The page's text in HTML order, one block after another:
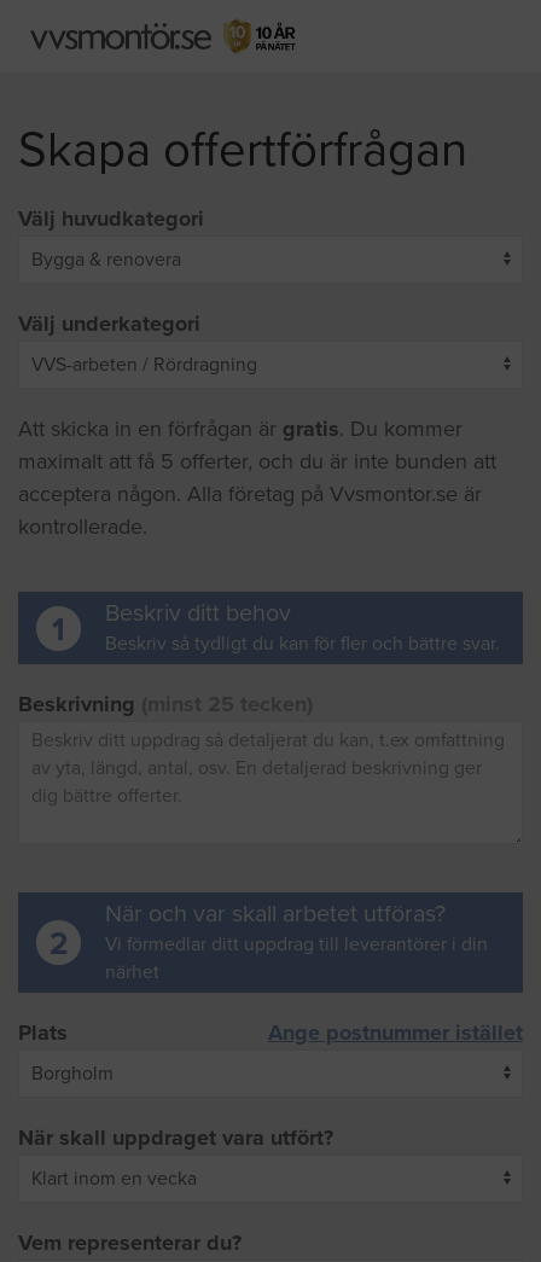
Skapa offertförfrågan
Välj huvudkategori
Välj underkategori
Att skicka in en förfrågan är gratis. Du kommer
maximalt att få 5 offerter, och du är inte bunden att
acceptera någon. Alla företag på Vvsmontor.se är
kontrollerade.
1 Beskriv ditt behov
Beskriv så tydligt du kan för fler och bättre svar.
Beskrivning
2
När och var skall arbetet utföras?
Vi förmedlar ditt uppdrag till leverantörer i din
närhet
Plats Ange postnummer istället
När skall uppdraget vara utfört?
Vem representerar du?